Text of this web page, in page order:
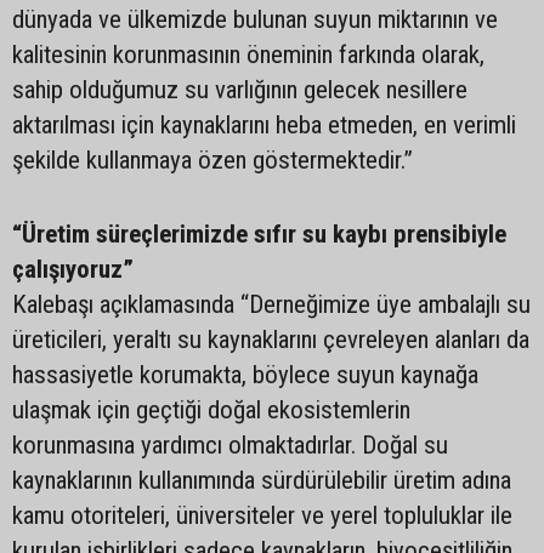
dünyada ve ülkemizde bulunan suyun miktarının ve
kalitesinin korunmasının öneminin farkında olarak,
sahip olduğumuz su varlığının gelecek nesillere
aktarılması için kaynaklarını heba etmeden, en verimli
şekilde kullanmaya özen göstermektedir.”
“Üretim süreçlerimizde sıfır su kaybı prensibiyle
çalışıyoruz”
Kalebaşı açıklamasında “Derneğimize üye ambalajlı su
üreticileri, yeraltı su kaynaklarını çevreleyen alanları da
hassasiyetle korumakta, böylece suyun kaynağa
ulaşmak için geçtiği doğal ekosistemlerin
korunmasına yardımcı olmaktadırlar. Doğal su
kaynaklarının kullanımında sürdürülebilir üretim adına
kamu otoriteleri, üniversiteler ve yerel topluluklar ile